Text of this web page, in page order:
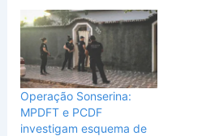
Operação Sonserina:
MPDFT e PCDF
investigam esquema de